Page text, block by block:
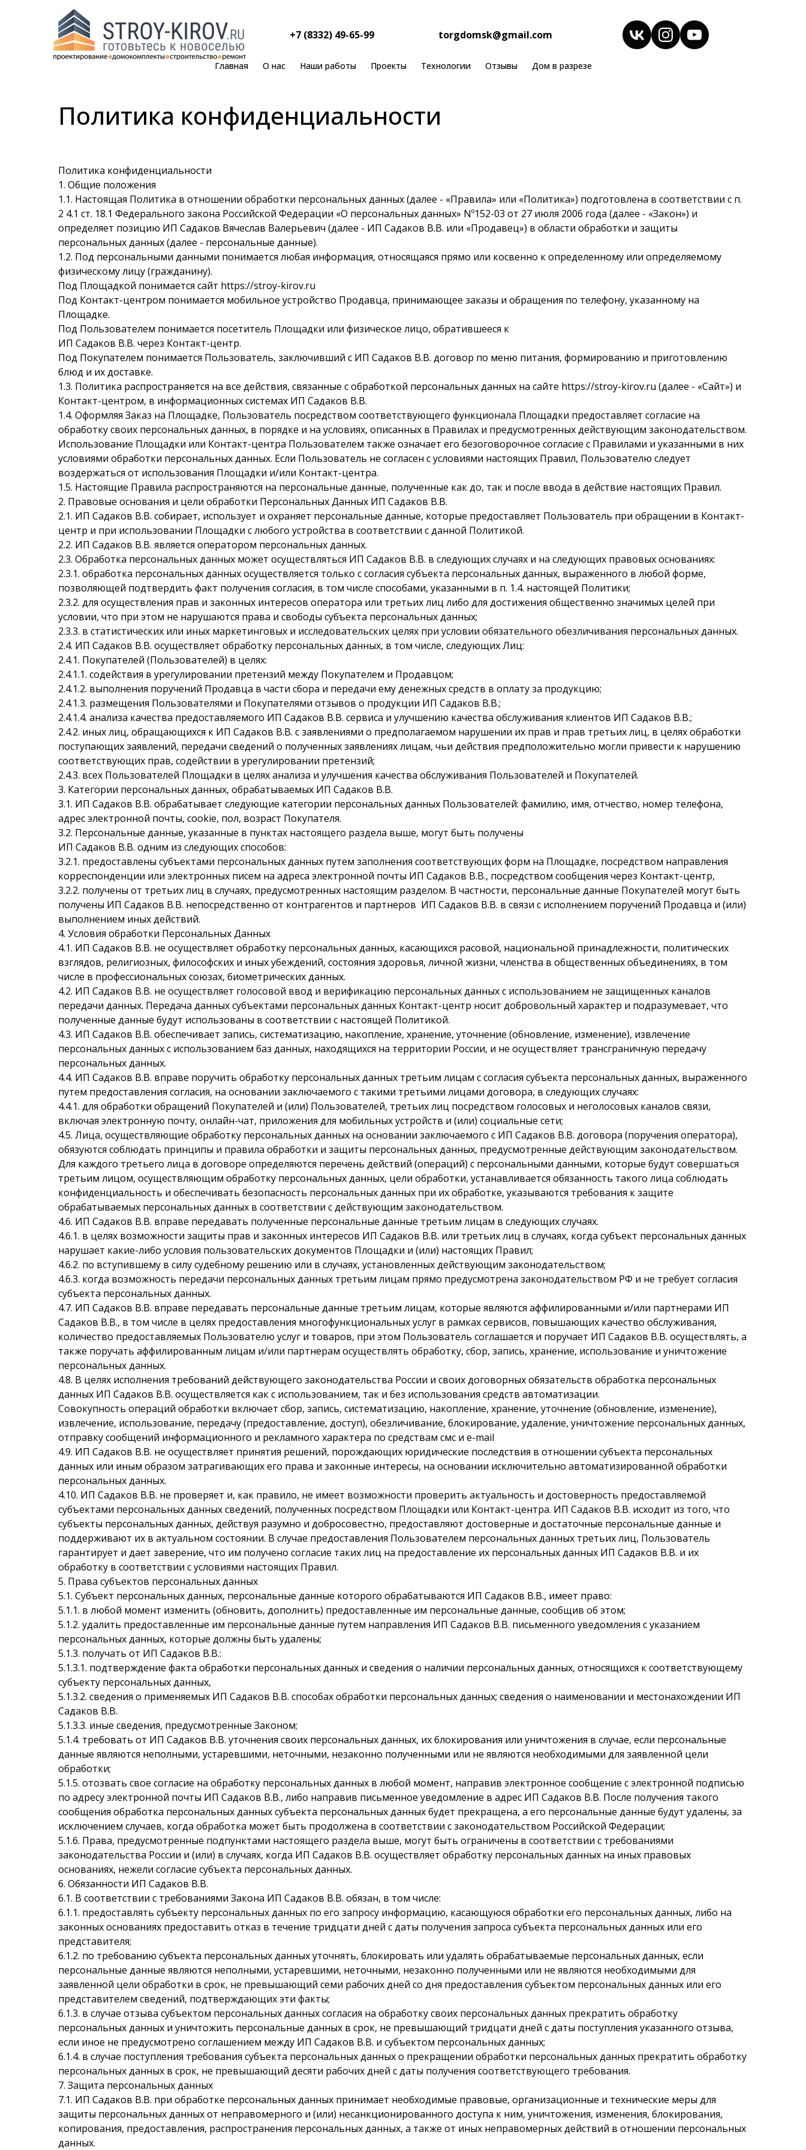
+7 (8332) 49-65-99 torgdomsk@gmail.com
Главная О нас Наши работы Проекты Технологии Отзывы Дом в разрезе
Политика конфиденциальности
Политика конфиденциальности
1. Общие положения
1.1. Настоящая Политика в отношении обработки персональных данных (далее - «Правила» или «Политика») подготовлена в соответствии с п.
2 4.1 ст. 18.1 Федерального закона Российской Федерации «О персональных данных» Nº152-03 от 27 июля 2006 года (далее - «Закон») и
определяет позицию ИП Садаков Вячеслав Валерьевич (далее - ИП Садаков В.В. или «Продавец») в области обработки и защиты
персональных данных (далее - персональные данные).
1.2. Под персональными данными понимается любая информация, относящаяся прямо или косвенно к определенному или определяемому
физическому лицу (гражданину).
Под Площадкой понимается сайт https://stroy-kirov.ru
Под Контакт-центром понимается мобильное устройство Продавца, принимающее заказы и обращения по телефону, указанному на
Площадке.
Под Пользователем понимается посетитель Площадки или физическое лицо, обратившееся к
ИП Садаков В.В. через Контакт-центр.
Под Покупателем понимается Пользователь, заключивший с ИП Садаков В.В. договор по меню питания, формированию и приготовлению
блюд и их доставке.
1.3. Политика распространяется на все действия, связанные с обработкой персональных данных на сайте https://stroy-kirov.ru (далее - «Сайт») и
Контакт-центром, в информационных системах ИП Садаков В.В.
1.4. Оформляя Заказ на Площадке, Пользователь посредством соответствующего функционала Площадки предоставляет согласие на
обработку своих персональных данных, в порядке и на условиях, описанных в Правилах и предусмотренных действующим законодательством.
Использование Площадки или Контакт-центра Пользователем также означает его безоговорочное согласие с Правилами и указанными в них
условиями обработки персональных данных. Если Пользователь не согласен с условиями настоящих Правил, Пользователю следует
воздержаться от использования Площадки и/или Контакт-центра.
1.5. Настоящие Правила распространяются на персональные данные, полученные как до, так и после ввода в действие настоящих Правил.
2. Правовые основания и цели обработки Персональных Данных ИП Садаков В.В.
2.1. ИП Садаков В.В. собирает, использует и охраняет персональные данные, которые предоставляет Пользователь при обращении в Контакт-
центр и при использовании Площадки с любого устройства в соответствии с данной Политикой.
2.2. ИП Садаков В.В. является оператором персональных данных.
2.3. Обработка персональных данных может осуществляться ИП Садаков В.В. в следующих случаях и на следующих правовых основаниях:
2.3.1. обработка персональных данных осуществляется только с согласия субъекта персональных данных, выраженного в любой форме,
позволяющей подтвердить факт получения согласия, в том числе способами, указанными в п. 1.4. настоящей Политики;
2.3.2. для осуществления прав и законных интересов оператора или третьих лиц либо для достижения общественно значимых целей при
условии, что при этом не нарушаются права и свободы субъекта персональных данных;
2.3.3. в статистических или иных маркетинговых и исследовательских целях при условии обязательного обезличивания персональных данных.
2.4. ИП Садаков В.В. осуществляет обработку персональных данных, в том числе, следующих Лиц:
2.4.1. Покупателей (Пользователей) в целях:
2.4.1.1. содействия в урегулировании претензий между Покупателем и Продавцом;
2.4.1.2. выполнения поручений Продавца в части сбора и передачи ему денежных средств в оплату за продукцию;
2.4.1.3. размещения Пользователями и Покупателями отзывов о продукции ИП Садаков В.В.;
2.4.1.4. анализа качества предоставляемого ИП Садаков В.В. сервиса и улучшению качества обслуживания клиентов ИП Садаков В.В.;
2.4.2. иных лиц, обращающихся к ИП Садаков В.В. с заявлениями о предполагаемом нарушении их прав и прав третьих лиц, в целях обработки
поступающих заявлений, передачи сведений о полученных заявлениях лицам, чьи действия предположительно могли привести к нарушению
соответствующих прав, содействии в урегулировании претензий;
2.4.3. всех Пользователей Площадки в целях анализа и улучшения качества обслуживания Пользователей и Покупателей.
3. Категории персональных данных, обрабатываемых ИП Садаков В.В.
3.1. ИП Садаков В.В. обрабатывает следующие категории персональных данных Пользователей: фамилию, имя, отчество, номер телефона,
адрес электронной почты, cookie, пол, возраст Покупателя.
3.2. Персональные данные, указанные в пунктах настоящего раздела выше, могут быть получены
ИП Садаков В.В. одним из следующих способов:
3.2.1. предоставлены субъектами персональных данных путем заполнения соответствующих форм на Площадке, посредством направления
корреспонденции или электронных писем на адреса электронной почты ИП Садаков В.В., посредством сообщения через Контакт-центр,
3.2.2. получены от третьих лиц в случаях, предусмотренных настоящим разделом. В частности, персональные данные Покупателей могут быть
получены ИП Садаков В.В. непосредственно от контрагентов и партнеров ИП Садаков В.В. в связи с исполнением поручений Продавца и (или)
выполнением иных действий.
4. Условия обработки Персональных Данных
4.1. ИП Садаков В.В. не осуществляет обработку персональных данных, касающихся расовой, национальной принадлежности, политических
взглядов, религиозных, философских и иных убеждений, состояния здоровья, личной жизни, членства в общественных объединениях, в том
числе в профессиональных союзах, биометрических данных.
4.2. ИП Садаков В.В. не осуществляет голосовой ввод и верификацию персональных данных с использованием не защищенных каналов
передачи данных. Передача данных субъектами персональных данных Контакт-центр носит добровольный характер и подразумевает, что
полученные данные будут использованы в соответствии с настоящей Политикой.
4.3. ИП Садаков В.В. обеспечивает запись, систематизацию, накопление, хранение, уточнение (обновление, изменение), извлечение
персональных данных с использованием баз данных, находящихся на территории России, и не осуществляет трансграничную передачу
персональных данных.
4.4. ИП Садаков В.В. вправе поручить обработку персональных данных третьим лицам с согласия субъекта персональных данных, выраженного
путем предоставления согласия, на основании заключаемого с такими третьими лицами договора, в следующих случаях:
4.4.1. для обработки обращений Покупателей и (или) Пользователей, третьих лиц посредством голосовых и неголосовых каналов связи,
включая электронную почту, онлайн-чат, приложения для мобильных устройств и (или) социальные сети;
4.5. Лица, осуществляющие обработку персональных данных на основании заключаемого с ИП Садаков В.В. договора (поручения оператора),
обязуются соблюдать принципы и правила обработки и защиты персональных данных, предусмотренные действующим законодательством.
Для каждого третьего лица в договоре определяются перечень действий (операций) с персональными данными, которые будут совершаться
третьим лицом, осуществляющим обработку персональных данных, цели обработки, устанавливается обязанность такого лица соблюдать
конфиденциальность и обеспечивать безопасность персональных данных при их обработке, указываются требования к защите
обрабатываемых персональных данных в соответствии с действующим законодательством.
4.6. ИП Садаков В.В. вправе передавать полученные персональные данные третьим лицам в следующих случаях.
4.6.1. в целях возможности защиты прав и законных интересов ИП Садаков В.В. или третьих лиц в случаях, когда субъект персональных данных
нарушает какие-либо условия пользовательских документов Площадки и (или) настоящих Правил;
4.6.2. по вступившему в силу судебному решению или в случаях, установленных действующим законодательством;
4.6.3. когда возможность передачи персональных данных третьим лицам прямо предусмотрена законодательством РФ и не требует согласия
субъекта персональных данных.
4.7. ИП Садаков В.В. вправе передавать персональные данные третьим лицам, которые являются аффилированными и/или партнерами ИП
Садаков В.В., в том числе в целях предоставления многофункциональных услуг в рамках сервисов, повышающих качество обслуживания,
количество предоставляемых Пользователю услуг и товаров, при этом Пользователь соглашается и поручает ИП Садаков В.В. осуществлять, а
также поручать аффилированным лицам и/или партнерам осуществлять обработку, сбор, запись, хранение, использование и уничтожение
персональных данных.
4.8. В целях исполнения требований действующего законодательства России и своих договорных обязательств обработка персональных
данных ИП Садаков В.В. осуществляется как с использованием, так и без использования средств автоматизации.
Совокупность операций обработки включает сбор, запись, систематизацию, накопление, хранение, уточнение (обновление, изменение),
извлечение, использование, передачу (предоставление, доступ), обезличивание, блокирование, удаление, уничтожение персональных данных,
отправку сообщений информационного и рекламного характера по средствам смс и e-mail
4.9. ИП Садаков В.В. не осуществляет принятия решений, порождающих юридические последствия в отношении субъекта персональных
данных или иным образом затрагивающих его права и законные интересы, на основании исключительно автоматизированной обработки
персональных данных.
4.10. ИП Садаков В.В. не проверяет и, как правило, не имеет возможности проверить актуальность и достоверность предоставляемой
субъектами персональных данных сведений, полученных посредством Площадки или Контакт-центра. ИП Садаков В.В. исходит из того, что
субъекты персональных данных, действуя разумно и добросовестно, предоставляют достоверные и достаточные персональные данные и
поддерживают их в актуальном состоянии. В случае предоставления Пользователем персональных данных третьих лиц, Пользователь
гарантирует и дает заверение, что им получено согласие таких лиц на предоставление их персональных данных ИП Садаков В.В. и их
обработку в соответствии с условиями настоящих Правил.
5. Права субъектов персональных данных
5.1. Субъект персональных данных, персональные данные которого обрабатываются ИП Садаков В.В., имеет право:
5.1.1. в любой момент изменить (обновить, дополнить) предоставленные им персональные данные, сообщив об этом;
5.1.2. удалить предоставленные им персональные данные путем направления ИП Садаков В.В. письменного уведомления с указанием
персональных данных, которые должны быть удалены;
5.1.3. получать от ИП Садаков В.В.:
5.1.3.1. подтверждение факта обработки персональных данных и сведения о наличии персональных данных, относящихся к соответствующему
субъекту персональных данных,
5.1.3.2. сведения о применяемых ИП Садаков В.В. способах обработки персональных данных; сведения о наименовании и местонахождении ИП
Садаков В.В.
5.1.3.3. иные сведения, предусмотренные Законом;
5.1.4. требовать от ИП Садаков В.В. уточнения своих персональных данных, их блокирования или уничтожения в случае, если персональные
данные являются неполными, устаревшими, неточными, незаконно полученными или не являются необходимыми для заявленной цели
обработки;
5.1.5. отозвать свое согласие на обработку персональных данных в любой момент, направив электронное сообщение с электронной подписью
по адресу электронной почты ИП Садаков В.В., либо направив письменное уведомление в адрес ИП Садаков В.В. После получения такого
сообщения обработка персональных данных субъекта персональных данных будет прекращена, а его персональные данные будут удалены, за
исключением случаев, когда обработка может быть продолжена в соответствии с законодательством Российской Федерации;
5.1.6. Права, предусмотренные подпунктами настоящего раздела выше, могут быть ограничены в соответствии с требованиями
законодательства России и (или) в случаях, когда ИП Садаков В.В. осуществляет обработку персональных данных на иных правовых
основаниях, нежели согласие субъекта персональных данных.
6. Обязанности ИП Садаков В.В.
6.1. В соответствии с требованиями Закона ИП Садаков В.В. обязан, в том числе:
6.1.1. предоставлять субъекту персональных данных по его запросу информацию, касающуюся обработки его персональных данных, либо на
законных основаниях предоставить отказ в течение тридцати дней с даты получения запроса субъекта персональных данных или его
представителя;
6.1.2. по требованию субъекта персональных данных уточнять, блокировать или удалять обрабатываемые персональных данных, если
персональные данные являются неполными, устаревшими, неточными, незаконно полученными или не являются необходимыми для
заявленной цели обработки в срок, не превышающий семи рабочих дней со дня предоставления субъектом персональных данных или его
представителем сведений, подтверждающих эти факты;
6.1.3. в случае отзыва субъектом персональных данных согласия на обработку своих персональных данных прекратить обработку
персональных данных и уничтожить персональные данных в срок, не превышающий тридцати дней с даты поступления указанного отзыва,
если иное не предусмотрено соглашением между ИП Садаков В.В. и субъектом персональных данных;
6.1.4. в случае поступления требования субъекта персональных данных о прекращении обработки персональных данных прекратить обработку
персональных данных в срок, не превышающий десяти рабочих дней с даты получения соответствующего требования.
7. Защита персональных данных
7.1. ИП Садаков В.В. при обработке персональных данных принимает необходимые правовые, организационные и технические меры для
защиты персональных данных от неправомерного и (или) несанкционированного доступа к ним, уничтожения, изменения, блокирования,
копирования, предоставления, распространения персональных данных, а также от иных неправомерных действий в отношении персональных
данных.